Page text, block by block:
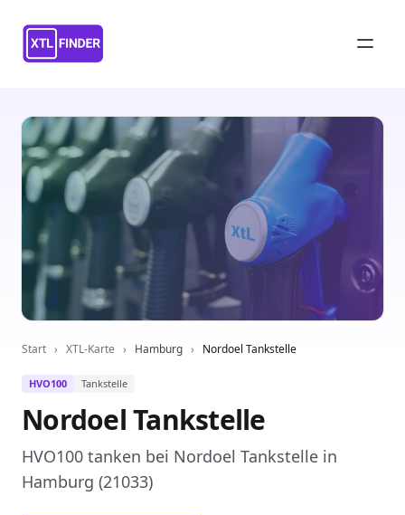
Start › XTL-Karte › Hamburg › Nordoel Tankstelle
HVO100 Tankstelle
Nordoel Tankstelle
HVO100 tanken bei Nordoel Tankstelle in
Hamburg (21033)